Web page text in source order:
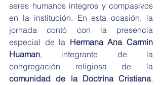
seres humanos íntegros y compasivos
en la institución. En esta ocasión, la
jornada contó con la presencia
especial de la Hermana Ana Carmin
Huaman, integrante de la
comunidad de la Doctrina Cristiana,